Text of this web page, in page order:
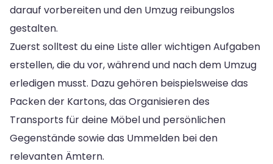
darauf vorbereiten und den Umzug reibungslos
gestalten.
Zuerst solltest du eine Liste aller wichtigen Aufgaben
erstellen, die du vor, während und nach dem Umzug
erledigen musst. Dazu gehören beispielsweise das
Packen der Kartons, das Organisieren des
Transports für deine Möbel und persönlichen
Gegenstände sowie das Ummelden bei den
relevanten Ämtern.